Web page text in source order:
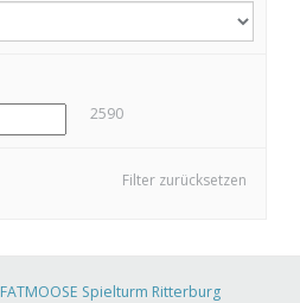
2590
Filter zurücksetzen
FATMOOSE Spielturm Ritterburg